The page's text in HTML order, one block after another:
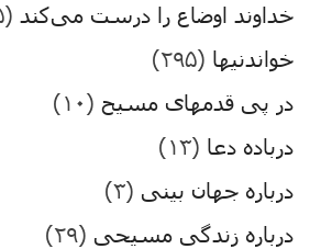
خداوند اوضاع را درست می‌کند (۵)
خواندنیها (۲۹۵)
در پی قدمهای مسیح (۱۰)
درباده دعا (۱۳)
درباره جهان بینی (۳)
درباره زندگی مسیحی (۲۹)